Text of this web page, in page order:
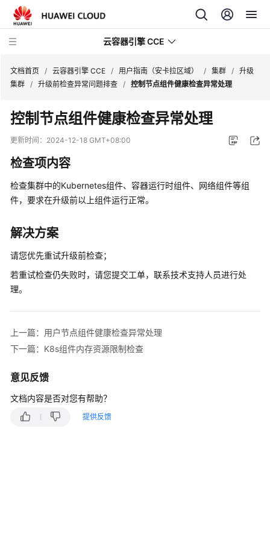
云容器引擎 CCE
最
动
态
服
公
产
计
费
明
Kubernetes
基
文档首页 / 云容器引擎 CCE / 用户指南（安卡拉区域） / 集群 / 升级
集群 / 升级前检查异常问题排查 / 控制节点组件健康检查异常处理
控制节点组件健康检查异常处理
更新时间： 2024-12-18 GMT+08:00
检查项内容
检查集群中的Kubernetes组件、容器运行时组件、网络组件等组
件，要求在升级前以上组件运行正常。
解决方案
请您优先重试升级前检查；
若重试检查仍失败时，请您提交工单，联系技术支持人员进行处
理。
上一篇：用户节点组件健康检查异常处理
下一篇：K8s组件内存资源限制检查
意见反馈
文档内容是否对您有帮助？
提供反馈